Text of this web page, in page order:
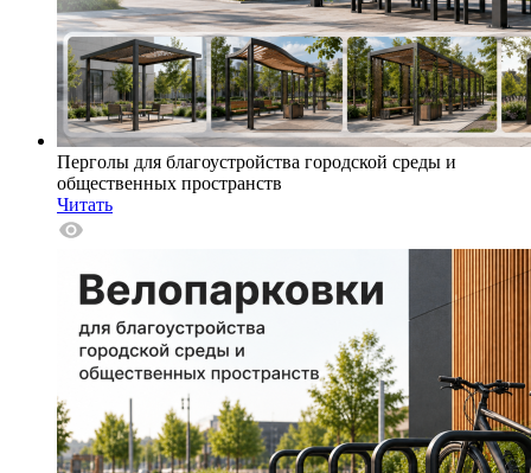
Перголы для благоустройства городской среды и
общественных пространств
Читать